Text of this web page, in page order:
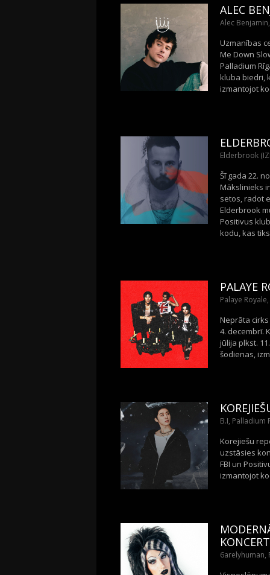
ALEC
Alec
Uzmanības
Me Down
Palladium
kluba biedri,
izmantojot
Elderbrook
Šī gada 22.
Mākslinieks
setos, radot
Elderbrook
Positivus
kodu, kas
PALAYE
Palaye
Neprāta
4. decembrī.
jūlija plkst.
šodienas,
B.I, Palladium
Korejiešu
uzstāsies
FBI un
izmantojot
6arelyhuman,